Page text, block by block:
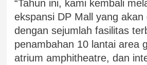
“Tahun ini, kami kembali
ekspansi DP Mall yang akan
dengan sejumlah fasilitas
penambahan 10 lantai area
atrium amphitheatre, dan